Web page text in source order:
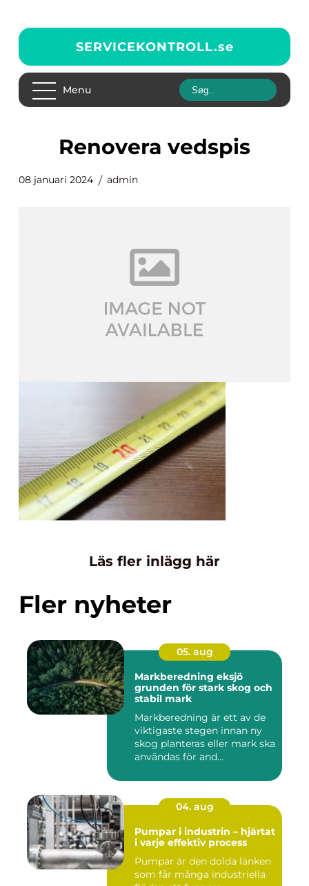
SERVICEKONTROLL.se
Menu
renovera vedspis
08 januari 2024 admin
Läs fler inlägg här
Fler nyheter
05. aug
Markberedning eksjö
grunden för stark skog och
stabil mark
Markberedning är ett av de
viktigaste stegen innan ny
skog planteras eller mark ska
användas för and...
04. aug
Pumpar i industrin – hjärtat
i varje effektiv process
Pumpar är den dolda länken
som får många industriella